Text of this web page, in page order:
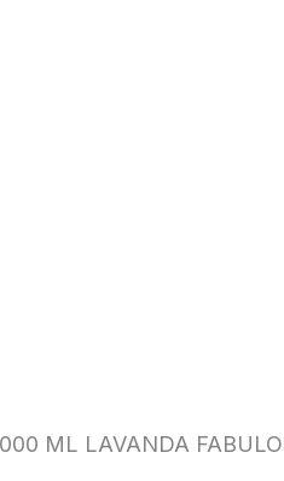
ML LAVANDA